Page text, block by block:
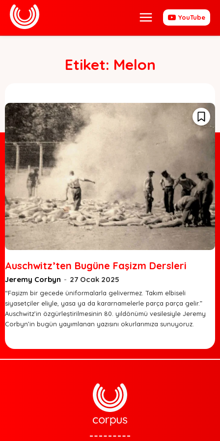
YouTube
Etiket: Melon
Auschwitz’ten Bugüne Faşizm Dersleri
Jeremy Corbyn - 27 Ocak 2025
“Faşizm bir gecede üniformalarla gelivermez. Takım elbiseli
siyasetçiler eliyle, yasa ya da kararnamelerle parça parça gelir.”
Auschwitz’in özgürleştirilmesinin 80. yıldönümü vesilesiyle Jeremy
Corbyn’in bugün yayımlanan yazısını okurlarımıza sunuyoruz.